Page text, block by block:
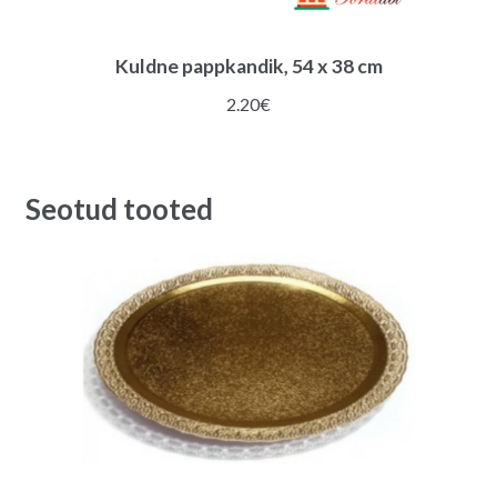
Kuldne pappkandik, 54 x 38 cm
2.20€
Seotud tooted